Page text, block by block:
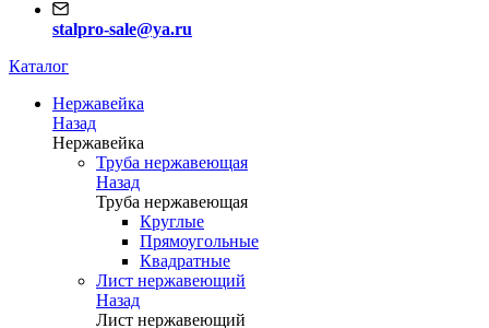
stalpro-sale@ya.ru
Каталог
Нержавейка
Назад
Нержавейка
Труба нержавеющая
Назад
Труба нержавеющая
Круглые
Прямоугольные
Квадратные
Лист нержавеющий
Назад
Лист нержавеющий